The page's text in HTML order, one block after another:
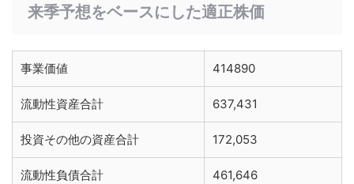
来季予想をベースにした適正株価
事業価値 414890
流動性資産合計 637,431
投資その他の資産合計 172,053
流動性負債合計 461,646